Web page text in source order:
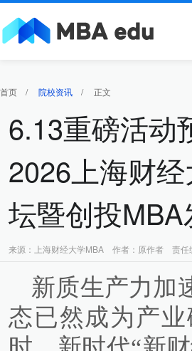
首页 / 院校资讯 / 正文
6.13重磅活
2026上海财
坛暨创投
来源：上海财经大学MBA 作者：原作者 责
新质生产力加
态已然成为产